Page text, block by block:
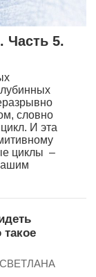
Часть 5.
словно
И эта
циклы –
СВЕТЛАНА